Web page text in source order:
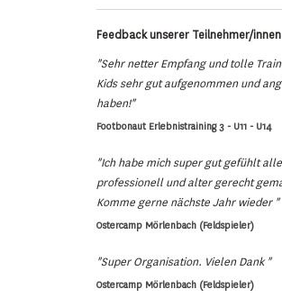
Feedback unserer Teilnehmer/innen
"Sehr netter Empfang und tolle
Kids sehr gut aufgenommen und
haben!"
Footbonaut Erlebnistraining 3 - U11 - U14
"Ich habe mich super gut gefühlt
professionell und alter gerecht
Komme gerne nächste Jahr wieder "
Ostercamp Mörlenbach (Feldspieler)
"Super Organisation. Vielen Dank "
Ostercamp Mörlenbach (Feldspieler)